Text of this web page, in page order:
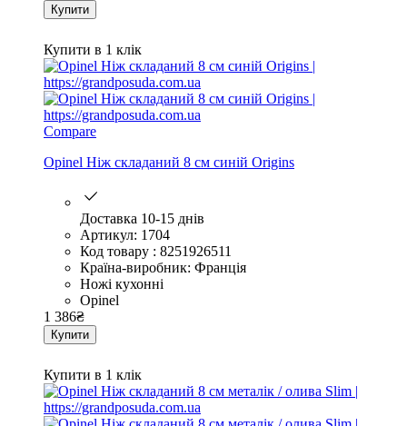
Купити
Купити в 1 клік
Compare
Opinel Ніж складаний 8 см синій Origins
Доставка 10-15 днів
Артикул: 1704
Код товару : 8251926511
Країна-виробник: Франція
Ножі кухонні
Opinel
1 386₴
Купити
Купити в 1 клік